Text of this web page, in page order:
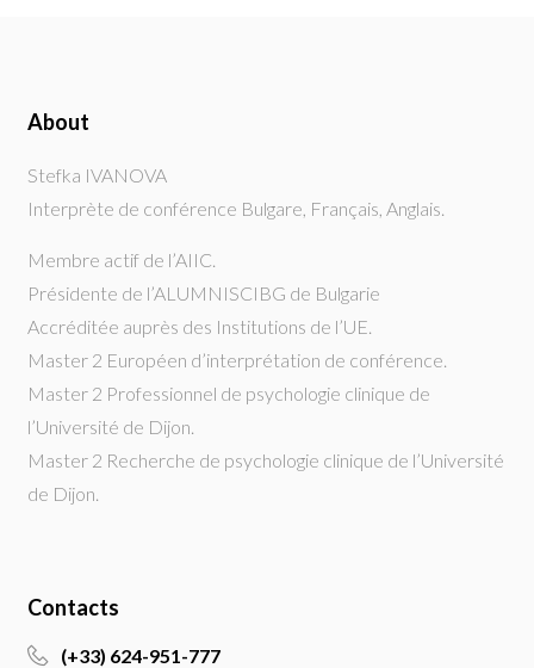
About
Stefka IVANOVA
Interprète de conférence Bulgare, Français, Anglais.
Membre actif de l’AIIC.
Présidente de l’ALUMNISCIBG de Bulgarie
Accréditée auprès des Institutions de l’UE.
Master 2 Européen d’interprétation de conférence.
Master 2 Professionnel de psychologie clinique de
l’Université de Dijon.
Master 2 Recherche de psychologie clinique de l’Université
de Dijon.
Contacts
(+33) 624-951-777